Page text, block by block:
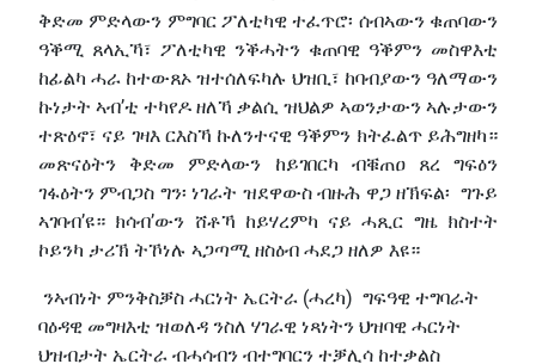
ቅድመ ምድላውን ምግባር ፖለቲካዊ ተፈጥሮ፡ ሰብኣውን ቁጠባውን
ዓቕሚ ጸላኢኻ፣ ፖለቲካዊ ንቕሓትን ቁጠባዊ ዓቕምን መስዋእቲ
ከፊልካ ሓራ ከተውጸኦ ዝተሰለፍካሉ ህዝቢ፣ ከባብያውን ዓለማውን
ኩነታት ኣብ’ቲ ተካየዶ ዘለኻ ቃልሲ ዝህልዎ ኣወንታውን ኣሉታውን
ተጽዕኖ፣ ናይ ገዛእ ርእስኻ ኩለንተናዊ ዓቕምን ክትፈልጥ ይሕግዘካ።
መጽናዕትን ቅድመ ምድላውን ከይገበርካ ብቑጠዐ ጸረ ግፍዕን
ገፋዕትን ምብጋስ ግን፡ ነገራት ዝደዋውስ ብዙሕ ዋጋ ዘኽፍል፡ ግጉይ
ኣገባብ’ዩ። ክሳብ’ውን ሸቶኻ ከይሃረምካ ናይ ሓጺር ግዜ ክስተት
ኮይንካ ታሪኽ ትኾነሉ ኣጋጣሚ ዘስዕብ ሓደጋ ዘለዎ እዩ።
ንኣብነት ምንቅስቓስ ሓርነት ኤርትራ (ሓረካ) ግፍዓዊ ተግባራት
ባዕዳዊ መግዛእቲ ዝወለዳ ንስለ ሃገራዊ ነጻነትን ህዝባዊ ሓርነት
ህዝብታት ኤርትራ ብሓሳብን ብተግባርን ተቓሊሳ ከተቃልስ